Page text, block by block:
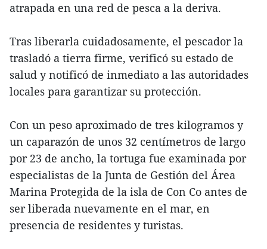
atrapada en una red de pesca a la deriva.
Tras liberarla cuidadosamente, el pescador la
trasladó a tierra firme, verificó su estado de
salud y notificó de inmediato a las autoridades
locales para garantizar su protección.
Con un peso aproximado de tres kilogramos y
un caparazón de unos 32 centímetros de largo
por 23 de ancho, la tortuga fue examinada por
especialistas de la Junta de Gestión del Área
Marina Protegida de la isla de Con Co antes de
ser liberada nuevamente en el mar, en
presencia de residentes y turistas.